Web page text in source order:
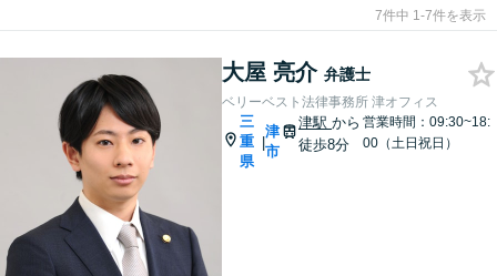
7件中 1-7件を表示
大屋 亮介 弁護士
ベリーベスト法律事務所 津オフィス
三
重
県
|
津
市
津駅から
徒歩8分
営業時間：09:30~18:
00（土日祝日）